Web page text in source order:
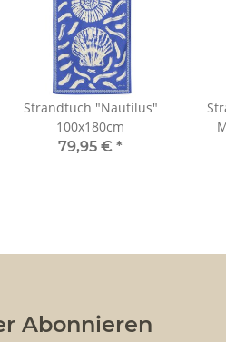
Strandtuch "Nautilus"
100x180cm
79,95 € *
Abonnieren